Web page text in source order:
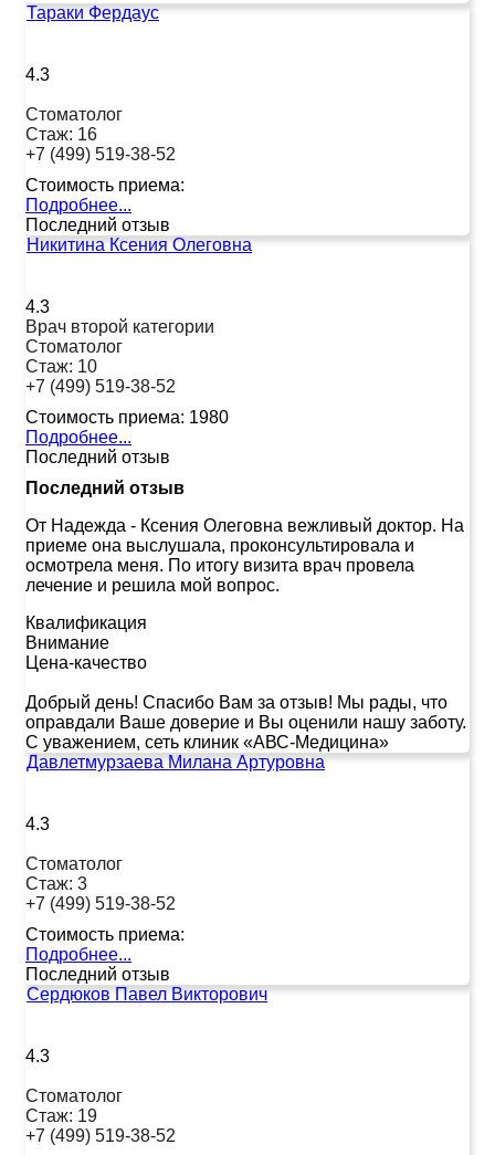
Тараки Фердаус
4.3
Стоматолог
Стаж: 16
+7 (499) 519-38-52
Стоимость приема:
Подробнее...
Последний отзыв
Никитина Ксения Олеговна
4.3
Врач второй категории
Стоматолог
Стаж: 10
+7 (499) 519-38-52
Стоимость приема: 1980
Подробнее...
Последний отзыв
Последний отзыв
От Надежда - Ксения Олеговна вежливый доктор. На
приеме она выслушала, проконсультировала и
осмотрела меня. По итогу визита врач провела
лечение и решила мой вопрос.
Квалификация
Внимание
Цена-качество
Добрый день! Спасибо Вам за отзыв! Мы рады, что
оправдали Ваше доверие и Вы оценили нашу заботу.
С уважением, сеть клиник «АВС-Медицина»
Давлетмурзаева Милана Артуровна
4.3
Стоматолог
Стаж: 3
+7 (499) 519-38-52
Стоимость приема:
Подробнее...
Последний отзыв
Сердюков Павел Викторович
4.3
Стоматолог
Стаж: 19
+7 (499) 519-38-52